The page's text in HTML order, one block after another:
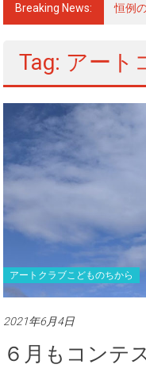
Breaking News: 恒例
Tag: アート
アートクラブこどものちから
2021年6月4日
６月もコンテ